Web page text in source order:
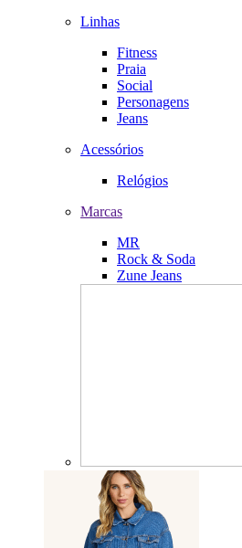
Linhas
Fitness
Praia
Social
Personagens
Jeans
Acessórios
Relógios
Marcas
MR
Rock & Soda
Zune Jeans